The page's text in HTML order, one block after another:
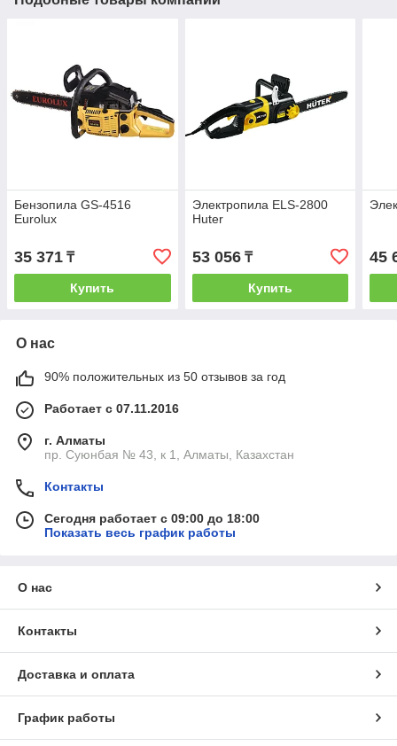
Бензопила GS-4516
Eurolux
35 371 ₸
Купить
Электропила ELS-2800
Huter
53 056₸
Купить
45
О нас
90% положительных из 50 отзывов за год
Работает с 07.11.2016
г. Алматы
пр. Суюнбая № 43, к 1, Алматы, Казахстан
Контакты
Сегодня работает с 09:00 до 18:00
Показать весь график работы
О нас
Контакты
Доставка и оплата
График работы